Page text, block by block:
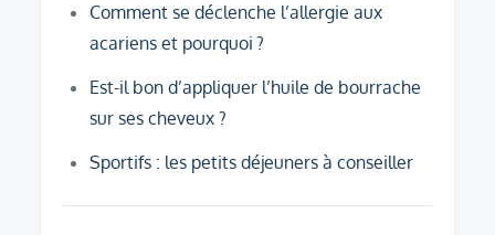
Comment se déclenche l’allergie aux
acariens et pourquoi ?
Est-il bon d’appliquer l’huile de bourrache
sur ses cheveux ?
Sportifs : les petits déjeuners à conseiller